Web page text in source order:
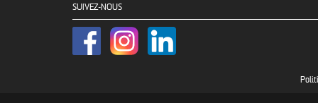
SUIVEZ-NOUS